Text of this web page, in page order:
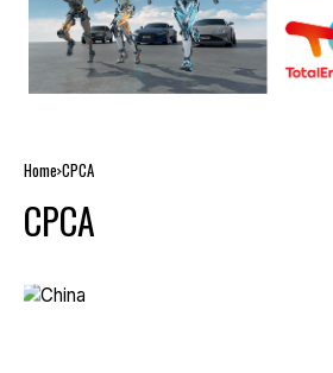
Home CPCA
CPCA